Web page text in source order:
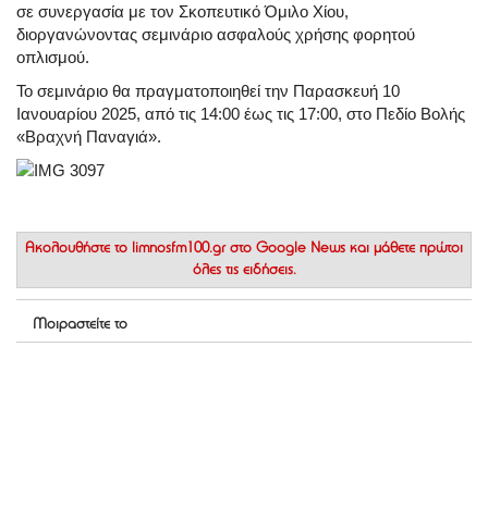
σε συνεργασία με τον Σκοπευτικό Όμιλο Χίου,
διοργανώνοντας σεμινάριο ασφαλούς χρήσης φορητού
οπλισμού.
Το σεμινάριο θα πραγματοποιηθεί την Παρασκευή 10
Ιανουαρίου 2025, από τις 14:00 έως τις 17:00, στο Πεδίο Βολής
«Βραχνή Παναγιά».
Ακολουθήστε το limnosfm100.gr στο Google News και μάθετε πρώτοι
όλες τις ειδήσεις.
Μοιραστείτε το